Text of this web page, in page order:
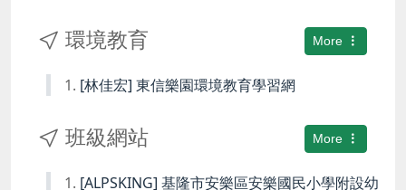
More
環境教育
[林佳宏] 東信樂園環境教育學習網
More
班級網站
[ALPSKING] 基隆市安樂區安樂國民小學附設幼